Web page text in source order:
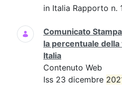
in Italia Rapporto n.
Comunicato
la percentuale
Italia
Contenuto Web
Iss 23 dicembre